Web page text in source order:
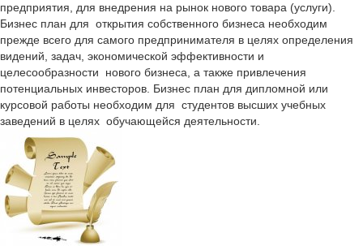
предприятия, для внедрения на рынок нового товара (услуги).
Бизнес план для открытия собственного бизнеса необходим
прежде всего для самого предпринимателя в целях определения
видений, задач, экономической эффективности и
целесообразности нового бизнеса, а также привлечения
потенциальных инвесторов. Бизнес план для дипломной или
курсовой работы необходим для студентов высших учебных
заведений в целях обучающейся деятельности.